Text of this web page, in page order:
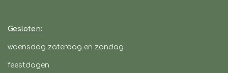
Gesloten:
woensdag zaterdag en zondag
feestdagen